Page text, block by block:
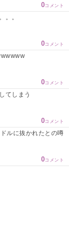
0コメント
。。
0コメント
0コメント
てしまう
0コメント
ルに抜かれたとの噂
0コメント